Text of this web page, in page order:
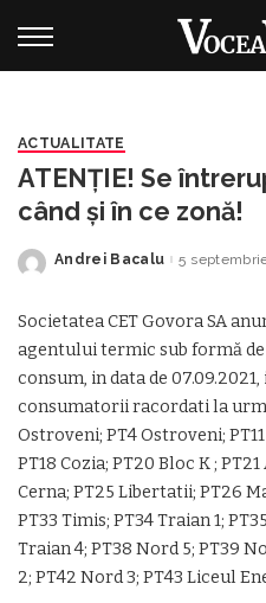
ACTUALITATE
ATENȚIE! Se
când și în ce zonă!
Posted
Andrei Bacalu 5
Societatea CET Govora SA
agentului termic sub formă
consum, in data de
consumatorii racordati la
Ostroveni; PT4 Ostroveni; PT11
PT18 Cozia; PT20 Bloc K ;
Cerna; PT25 Libertatii; PT26
PT33 Timis; PT34 Traian 1;
Traian 4; PT38 Nord 5; PT39
2; PT42 Nord 3; PT43 Liceul